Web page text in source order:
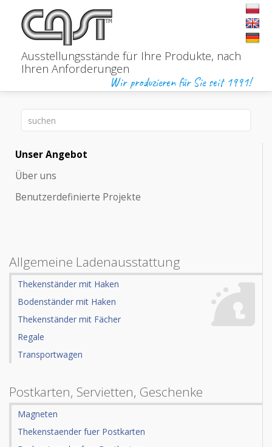
Ausstellungsstände für Ihre Produkte, nach
Ihren Anforderungen
Wir produzieren für Sie seit 1991!
Unser Angebot
Über uns
Benutzerdefinierte Projekte
Allgemeine Ladenausstattung
Thekenständer mit Haken
Bodenständer mit Haken
Thekenständer mit Fächer
Regale
Transportwagen
Postkarten, Servietten, Geschenke
Magneten
Thekenstaender fuer Postkarten